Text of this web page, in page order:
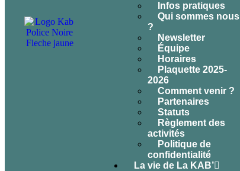
Infos pratiques
Qui sommes nous
?
Newsletter
Équipe
Horaires
Plaquette 2025-
2026
Comment venir ?
Partenaires
Statuts
Règlement des
activités
Politique de
confidentialité
La vie de La KAB’